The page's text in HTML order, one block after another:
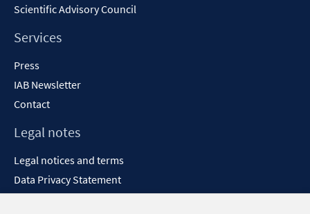
Scientific Advisory Council
Services
Press
IAB Newsletter
Contact
Legal notes
Legal notices and terms
Data Privacy Statement